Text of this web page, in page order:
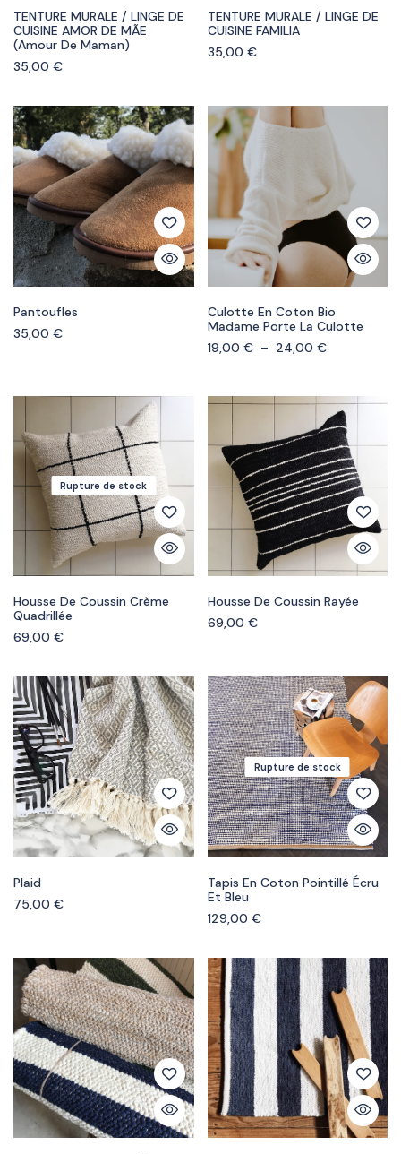
TENTURE MURALE / LINGE DE
CUISINE AMOR DE MÃE
(amour De Maman)
35,00 €
TENTURE MURALE / LINGE DE
CUISINE FAMILIA
35,00 €
Pantoufles
35,00 €
Culotte En Coton Bio
Madame Porte La Culotte
19,00 € – 24,00 €
Rupture de stock
Housse De Coussin Crème
Quadrillée
69,00 €
Housse De Coussin Rayée
69,00 €
Plaid
75,00 €
Rupture de stock
Tapis En Coton Pointillé Écru
Et Bleu
129,00 €